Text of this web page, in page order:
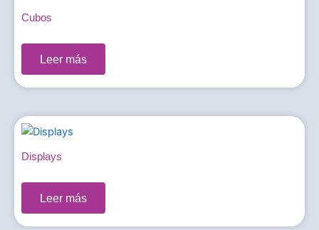
Cubos
Leer más
Displays
Leer más